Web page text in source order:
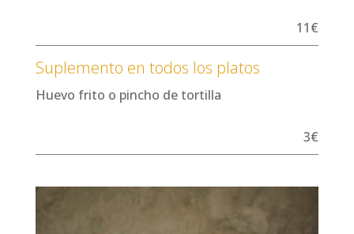
11€
Suplemento en todos los platos
Huevo frito o pincho de tortilla
3€